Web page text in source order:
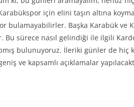
için elini taşın altına
bulamayabilirler. Başka Karabük ve
Bu sürece nasıl gelindiği ile ilgili
bulunuyoruz. İleriki günler de hiç
ve kapsamlı açıklamalar